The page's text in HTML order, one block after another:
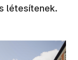
létesítenek.